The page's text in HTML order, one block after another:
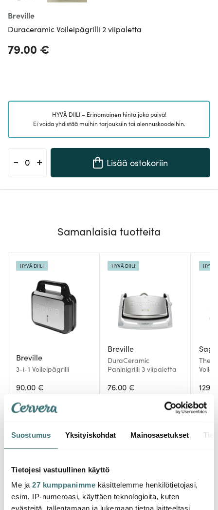
Suostumus Yksityiskohdat Mainosasetukset
Tietojesi vastuullinen käyttö
Me ja 27 kumppanimme käsittelemme henkilötietojasi,
esim. IP-numeroasi, käyttäen teknologioita, kuten
evästeitä, tallentamaan ja lukemaan tietoa laitteeltasi,
Breville
Duraceramic Voileipägrilli 2 viipaletta
79.00 €
HYVÄ DIILI – Erinomainen hinta joka päivä!
Ei voida yhdistää muihin tarjouksiin tai alennuskoodeihin.
- + Lisää ostokoriin
Samanlaisia tuotteita
Breville
3-i-1 Voileipägrilli
90.00 €
HYVÄ DIILI
Breville
DuraCeramic
Paninigrilli 3 viipaletta
76.00 €
HYVÄ DIILI
Sage
The
HYVÄ
Saatat pitää myös näistä
-38%